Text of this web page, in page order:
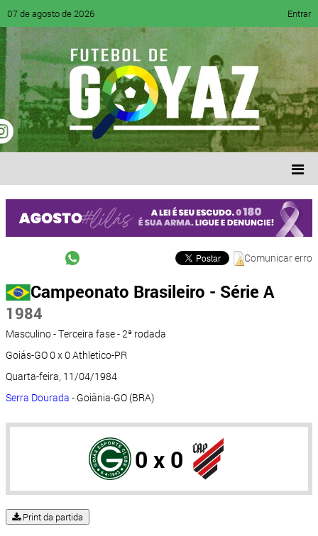
07 de agosto de 2026 Entrar
Comunicar erro
Campeonato Brasileiro - Série A
1984
Masculino - Terceira fase - 2ª rodada
Goiás-GO 0 x 0 Athletico-PR
Quarta-feira, 11/04/1984
Serra Dourada - Goiânia-GO (BRA)
0 x 0
Print da partida